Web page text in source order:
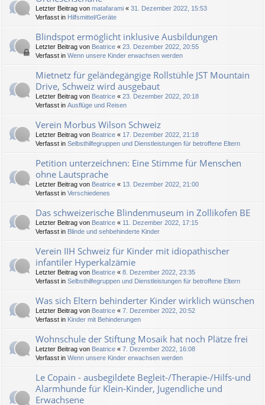
Letzter Beitrag von matafarami « 31. Dezember 2022, 15:53
Verfasst in Hilfsmittel/Geräte
Blindspot ermöglicht inklusive Ausbildungen
Letzter Beitrag von Beatrice « 23. Dezember 2022, 20:55
Verfasst in Wenn unsere Kinder erwachsen werden
Mietnetz für geländegängige Rollstühle JST Mountain
Drive, Schweiz wird ausgebaut
Letzter Beitrag von Beatrice « 23. Dezember 2022, 20:18
Verfasst in Ausflüge und Reisen
Verein Morbus Wilson Schweiz
Letzter Beitrag von Beatrice « 17. Dezember 2022, 21:18
Verfasst in Selbsthilfegruppen und Dienstleistungen für betroffene Eltern
Petition unterzeichnen: Eine Stimme für Menschen
ohne Lautsprache
Letzter Beitrag von Beatrice « 13. Dezember 2022, 21:00
Verfasst in Verschiedenes
Das schweizerische Blindenmuseum in Zollikofen BE
Letzter Beitrag von Beatrice « 11. Dezember 2022, 17:15
Verfasst in Blinde und sehbehinderte Kinder
Verein IIH Schweiz für Kinder mit idiopathischer
infantiler Hyperkalzämie
Letzter Beitrag von Beatrice « 8. Dezember 2022, 23:35
Verfasst in Selbsthilfegruppen und Dienstleistungen für betroffene Eltern
Was sich Eltern behinderter Kinder wirklich wünschen
Letzter Beitrag von Beatrice « 7. Dezember 2022, 20:52
Verfasst in Kinder mit Behinderungen
Wohnschule der Stiftung Mosaik hat noch Plätze frei
Letzter Beitrag von Beatrice « 7. Dezember 2022, 16:08
Verfasst in Wenn unsere Kinder erwachsen werden
Le Copain - ausbegildete Begleit-/Therapie-/Hilfs-und
Alarmhunde für Klein-Kinder, Jugendliche und
Erwachsene